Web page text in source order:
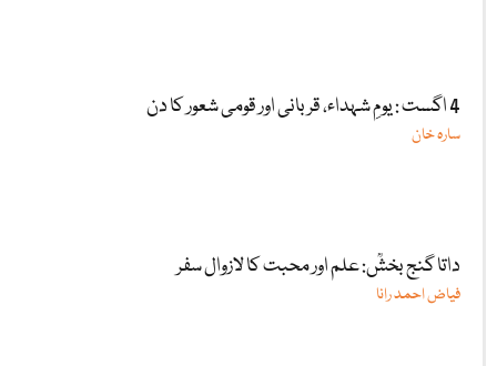
4 اگست : یومِ شہداء، قربانی اور قومی شعور کا دن
سارہ خان
داتا گنج بخشؒ: علم اور محبت کا لازوال سفر
فیاض احمد رانا